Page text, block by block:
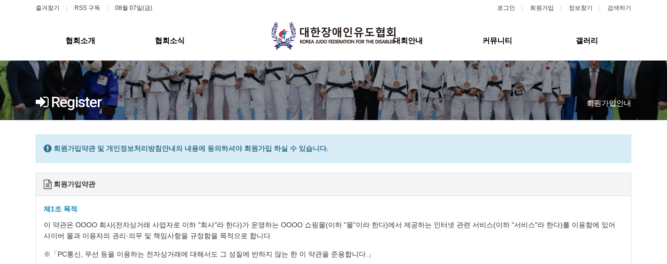
즐겨찾기 RSS 구독 08월 07일(금) 로그인 회원가입 정보찾기 검색하기
협회소개 협회소식 대회안내 커뮤니티 갤러리
Register 회원가입안내
회원가입약관 및 개인정보처리방침안내의 내용에 동의하셔야 회원가입 하실 수 있습니다.
회원가입약관
제1조 목적
이 약관은 OOOO 회사(전자상거래 사업자로 이하 "회사"라 한다)가 운영하는 OOOO 쇼핑몰(이하 "몰"이라 한다)에서 제공하는 인터넷 관련 서비스(이하 "서비스"라 한다)를 이용함에 있어
사이버 몰과 이용자의 권리·의무 및 책임사항을 규정함을 목적으로 합니다.
※「PC통신, 무선 등을 이용하는 전자상거래에 대해서도 그 성질에 반하지 않는 한 이 약관을 준용합니다.」